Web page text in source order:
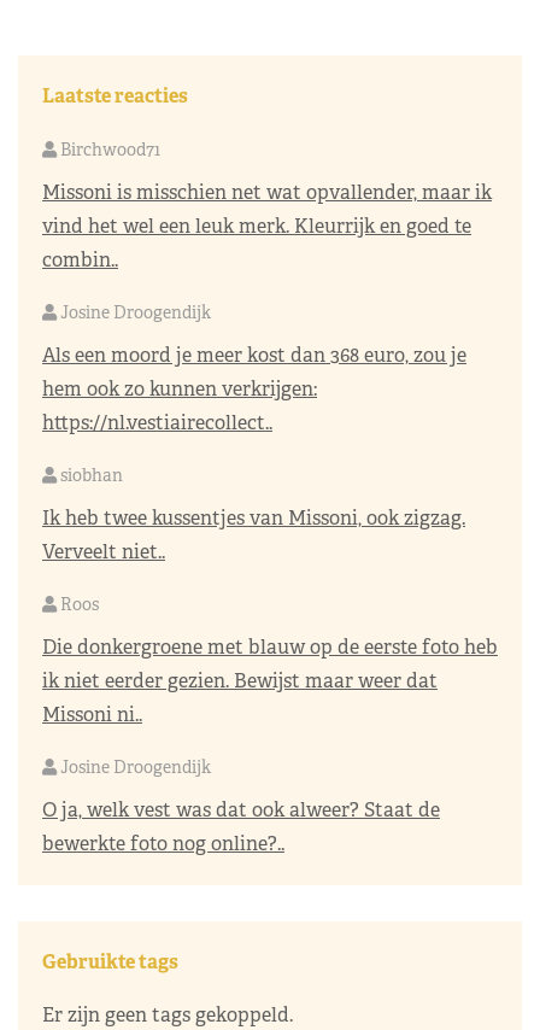
Laatste reacties
Birchwood71
Missoni is misschien net wat opvallender, maar ik
vind het wel een leuk merk. Kleurrijk en goed te
combin..
Josine Droogendijk
Als een moord je meer kost dan 368 euro, zou je
hem ook zo kunnen verkrijgen:
https://nl.vestiairecollect..
siobhan
Ik heb twee kussentjes van Missoni, ook zigzag.
Verveelt niet..
Roos
Die donkergroene met blauw op de eerste foto heb
ik niet eerder gezien. Bewijst maar weer dat
Missoni ni..
Josine Droogendijk
O ja, welk vest was dat ook alweer? Staat de
bewerkte foto nog online?..
Gebruikte tags
Er zijn geen tags gekoppeld.